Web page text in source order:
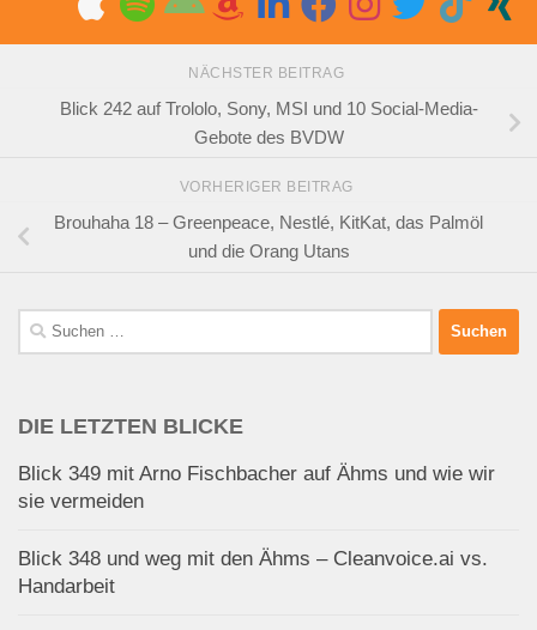
NÄCHSTER BEITRAG
Blick 242 auf Trololo, Sony, MSI und 10 Social-Media-
Gebote des BVDW
VORHERIGER BEITRAG
Brouhaha 18 – Greenpeace, Nestlé, KitKat, das Palmöl
und die Orang Utans
Suchen
nach:
DIE LETZTEN BLICKE
Blick 349 mit Arno Fischbacher auf Ähms und wie wir
sie vermeiden
Blick 348 und weg mit den Ähms – Cleanvoice.ai vs.
Handarbeit